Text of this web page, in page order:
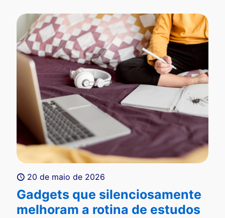
20 de maio de 2026
Gadgets que silenciosamente
melhoram a rotina de estudos